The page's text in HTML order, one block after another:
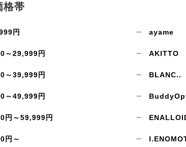
格帯
円
～29,999円
～39,999円
～49,999円
円～59,999円
円～
ayame
AKITTO
BLANC..